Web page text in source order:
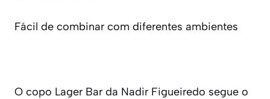
Fácil de combinar com diferentes ambientes
O copo Lager Bar da Nadir Figueiredo segue o